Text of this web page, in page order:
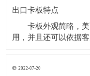
板使用形式：有两面
出口卡板特点
卡板外观简略，美
用，并且还可以依据
卡板是为便利出口用
2022-07-20